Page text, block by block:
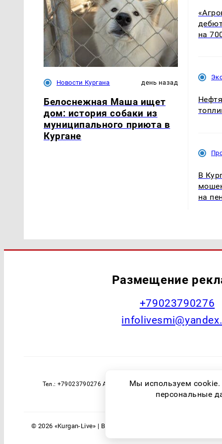
Новости Кургана день назад
Белоснежная Маша ищет
дом: история собаки из
муниципального приюта в
Кургане
на
В
на
Размещение
+79023790276
Тел.: +79023790276 Адрес эл. почты:
технологий и
© 2026 «Kurgan-Live» | Все права защищены
Мы используем
персональные